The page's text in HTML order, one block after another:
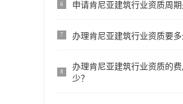
6 申请肯尼亚建筑行业资质周期
7 办理肯尼亚建筑行业资质要多
8
办理肯尼亚建筑行业资质的
少？